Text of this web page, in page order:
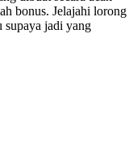
bonus. Jelajahi lorong
supaya jadi yang